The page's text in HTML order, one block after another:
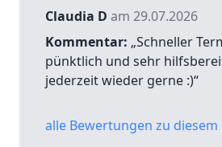
Claudia D am 29.07.2026
Kommentar: „Schneller
pünktlich und sehr
jederzeit wieder gerne :)“
alle Bewertungen zu